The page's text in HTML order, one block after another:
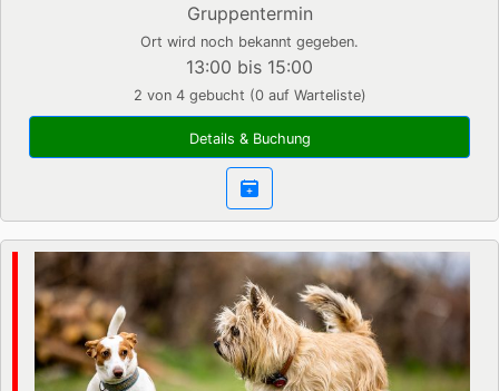
Gruppentermin
Ort wird noch bekannt gegeben.
13:00 bis 15:00
2 von 4 gebucht (0 auf Warteliste)
Details & Buchung